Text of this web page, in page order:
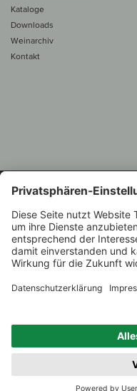
Kataloge
Downloads
Weinarchiv
Kontakt
1.000 Winzer –
Über 7.000 Weine